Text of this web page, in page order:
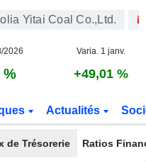
Yitai Coal Co.,Ltd.
2026 Varia. 1 janv.
% +49,01 %
Actualités
de Trésorerie Ratios